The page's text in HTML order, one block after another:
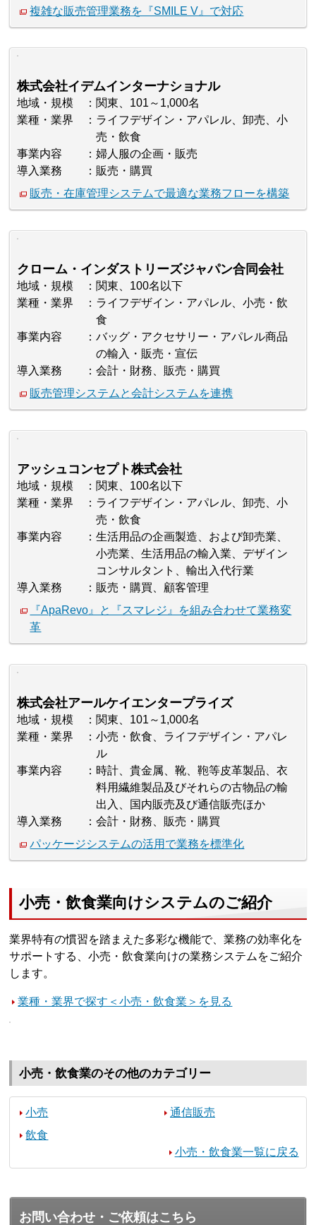
複雑な販売管理業務を『SMILE V』で対応
株式会社イデムインターナショナル
地域・規模
関東、101～1,000名
業種・業界
ライフデザイン・アパレル、卸売、小
売・飲食
事業内容
婦人服の企画・販売
導入業務
販売・購買
販売・在庫管理システムで最適な業務フローを構築
クローム・インダストリーズジャパン合同会社
地域・規模
関東、100名以下
業種・業界
ライフデザイン・アパレル、小売・飲
食
事業内容
バッグ・アクセサリー・アパレル商品
の輸入・販売・宣伝
導入業務
会計・財務、販売・購買
販売管理システムと会計システムを連携
アッシュコンセプト株式会社
地域・規模
関東、100名以下
業種・業界
ライフデザイン・アパレル、卸売、小
売・飲食
事業内容
生活用品の企画製造、および卸売業、
小売業、生活用品の輸入業、デザイン
コンサルタント、輸出入代行業
導入業務
販売・購買、顧客管理
『ApaRevo』と『スマレジ』を組み合わせて業務変
革
株式会社アールケイエンタープライズ
地域・規模
関東、101～1,000名
業種・業界
小売・飲食、ライフデザイン・アパレ
ル
事業内容
時計、貴金属、靴、鞄等皮革製品、衣
料用繊維製品及びそれらの古物品の輸
出入、国内販売及び通信販売ほか
導入業務
会計・財務、販売・購買
パッケージシステムの活用で業務を標準化
小売・飲食業向けシステムのご紹介
業界特有の慣習を踏まえた多彩な機能で、業務の効率化を
サポートする、小売・飲食業向けの業務システムをご紹介
します。
業種・業界で探す＜小売・飲食業＞を見る
小売・飲食業のその他のカテゴリー
小売
通信販売
飲食
小売・飲食業一覧に戻る
お問い合わせ・ご依頼はこちら